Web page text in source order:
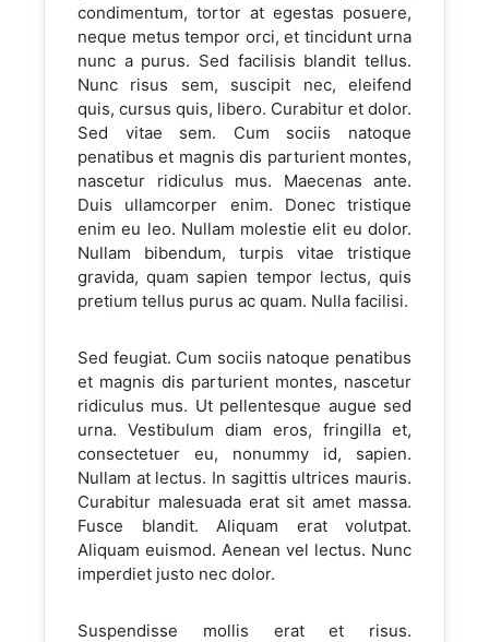
condimentum, tortor at egestas posuere,
neque metus tempor orci, et tincidunt urna
nunc a purus. Sed facilisis blandit tellus.
Nunc risus sem, suscipit nec, eleifend
quis, cursus quis, libero. Curabitur et dolor.
Sed vitae sem. Cum sociis natoque
penatibus et magnis dis parturient montes,
nascetur ridiculus mus. Maecenas ante.
Duis ullamcorper enim. Donec tristique
enim eu leo. Nullam molestie elit eu dolor.
Nullam bibendum, turpis vitae tristique
gravida, quam sapien tempor lectus, quis
pretium tellus purus ac quam. Nulla facilisi.
Sed feugiat. Cum sociis natoque penatibus
et magnis dis parturient montes, nascetur
ridiculus mus. Ut pellentesque augue sed
urna. Vestibulum diam eros, fringilla et,
consectetuer eu, nonummy id, sapien.
Nullam at lectus. In sagittis ultrices mauris.
Curabitur malesuada erat sit amet massa.
Fusce blandit. Aliquam erat volutpat.
Aliquam euismod. Aenean vel lectus. Nunc
imperdiet justo nec dolor.
Suspendisse mollis erat et risus.